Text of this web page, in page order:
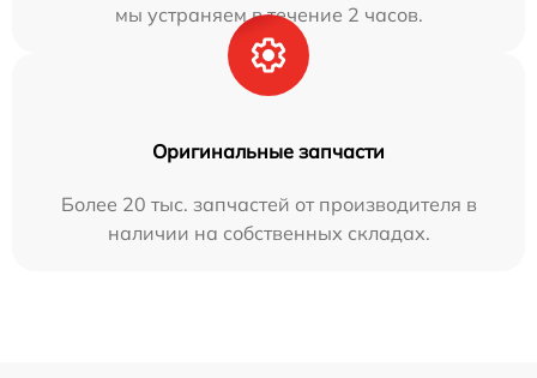
мы устраняем в течение 2 часов.
Оригинальные запчасти
Более 20 тыс. запчастей от производителя в
наличии на собственных складах.